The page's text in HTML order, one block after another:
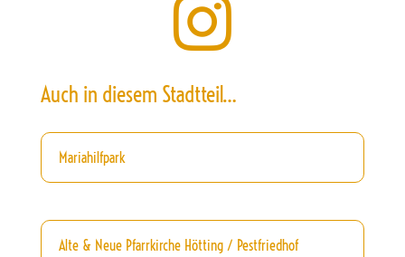

Auch in diesem Stadtteil…
Mariahilfpark
Alte & Neue Pfarrkirche Hötting / Pestfriedhof